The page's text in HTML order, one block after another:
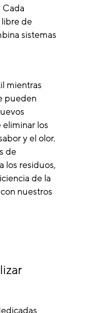
Cada
de
sistemas
mientras
pueden
los
y el olor.
de
los residuos,
de la
nuestros